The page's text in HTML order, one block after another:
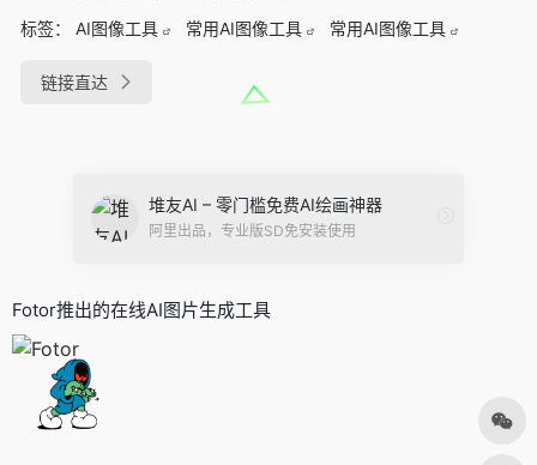
标签： AI图像工具 常用AI图像工具 常用AI图像工具
链接直达
堆友AI – 零门槛免费AI绘画神器
阿里出品，专业版SD免安装使用
Fotor推出的在线AI图片生成工具